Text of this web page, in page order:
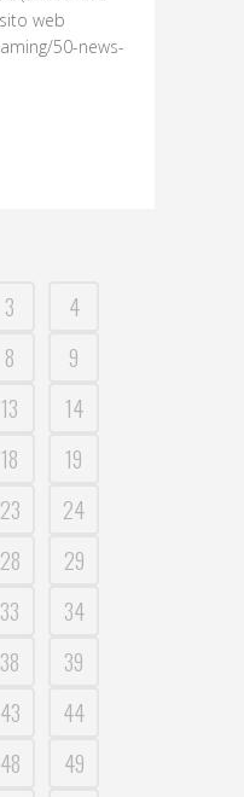
web
50-news-
3
4
8
9
13
14
18
19
23
24
28
29
33
34
38
39
43
44
48
49